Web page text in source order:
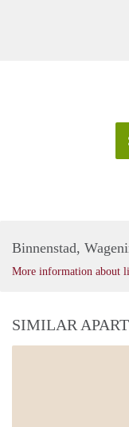
Binnenstad,
More information about
SIMILAR